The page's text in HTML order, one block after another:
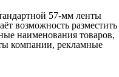
57‑мм ленты
возможность разместить
наименования товаров,
компании, рекламные